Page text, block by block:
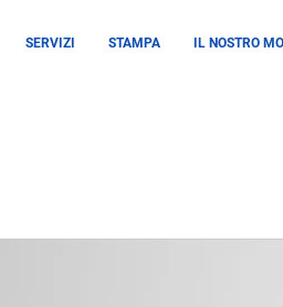
SERVIZI STAMPA IL NOSTRO